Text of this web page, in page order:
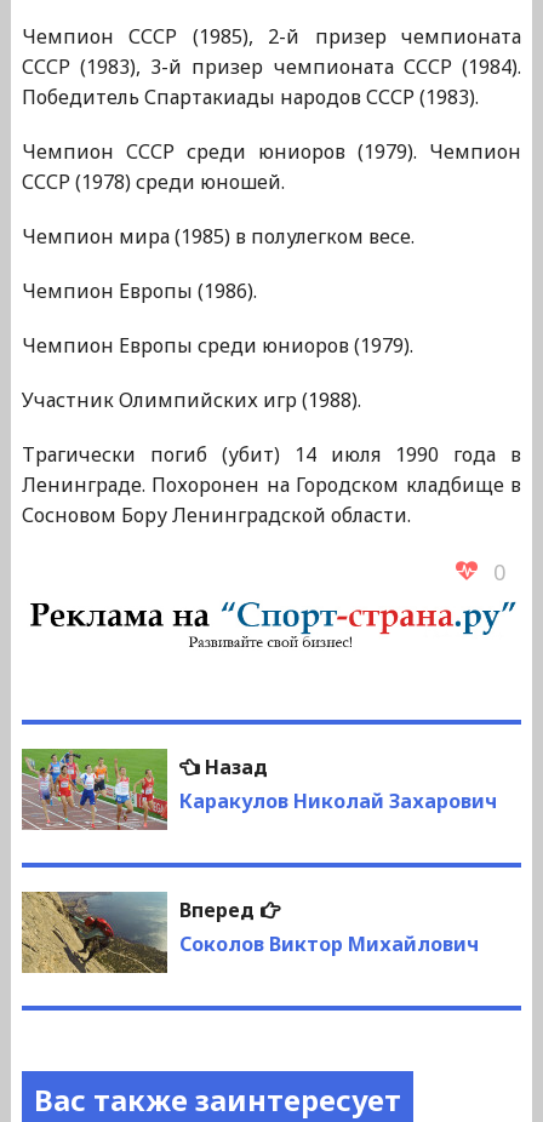
Чемпион СССР (1985), 2-й призер чемпионата
СССР (1983), 3-й призер чемпионата СССР (1984).
Победитель Спартакиады народов СССР (1983).
Чемпион СССР среди юниоров (1979). Чемпион
СССР (1978) среди юношей.
Чемпион мира (1985) в полулегком весе.
Чемпион Европы (1986).
Чемпион Европы среди юниоров (1979).
Участник Олимпийских игр (1988).
Трагически погиб (убит) 14 июля 1990 года в
Ленинграде. Похоронен на Городском кладбище в
Сосновом Бору Ленинградской области.
0
Навигация
по
записям
НазадПредыдущая
запись:
Каракулов Николай Захарович
Вперед
Следующая
запись:
Соколов Виктор Михайлович
Вас также заинтересует